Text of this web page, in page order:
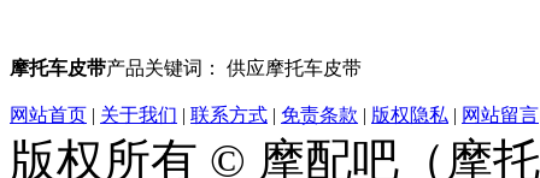
摩托车皮带产品关键词： 供应摩托车皮带
网站首页 | 关于我们 | 联系方式 | 免责条款 | 版权隐私 | 网站留言
版权所有 © 摩配吧（摩